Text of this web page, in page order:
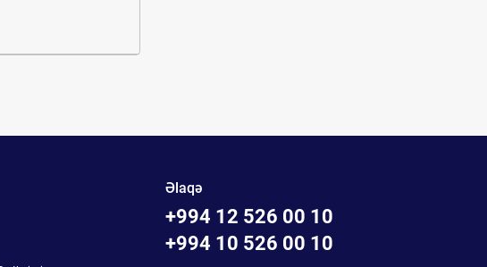
Əlaqə
+994 12 526 00 10
+994 10 526 00 10